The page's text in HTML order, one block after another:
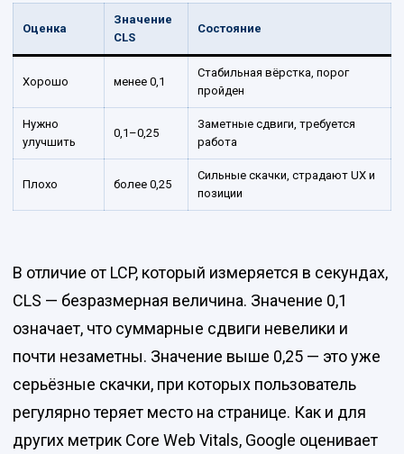
Оценка
Значение
CLS
Состояние
Хорошо менее 0,1
Стабильная вёрстка, порог
пройден
Нужно
улучшить
0,1–0,25
Заметные сдвиги, требуется
работа
Плохо более 0,25
Сильные скачки, страдают UX и
позиции
В отличие от LCP, который измеряется в секундах,
CLS — безразмерная величина. Значение 0,1
означает, что суммарные сдвиги невелики и
почти незаметны. Значение выше 0,25 — это уже
серьёзные скачки, при которых пользователь
регулярно теряет место на странице. Как и для
других метрик Core Web Vitals, Google оценивает